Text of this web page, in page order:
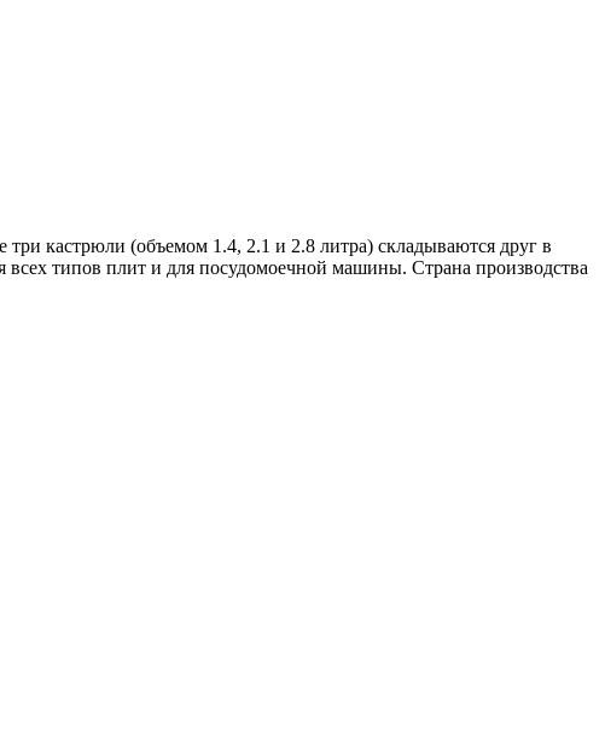
кастрюли (объемом 1.4, 2.1 и 2.8 литра) складываются друг в
типов плит и для посудомоечной машины. Страна производства